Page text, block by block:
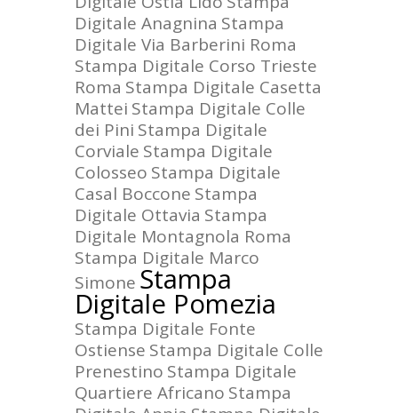
Digitale Anagnina Stampa
Digitale Via Barberini Roma
Stampa Digitale Corso Trieste
Roma Stampa Digitale Casetta
Mattei Stampa Digitale Colle
dei Pini Stampa Digitale
Corviale Stampa Digitale
Colosseo Stampa Digitale
Casal Boccone Stampa
Digitale Ottavia Stampa
Digitale Montagnola Roma
Stampa Digitale Marco
Simone Stampa
Digitale Pomezia
Stampa Digitale Fonte
Ostiense Stampa Digitale Colle
Prenestino Stampa Digitale
Quartiere Africano Stampa